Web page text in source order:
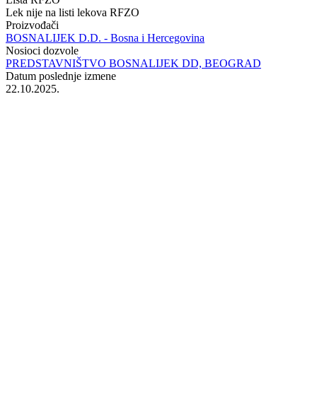
Lek nije na listi lekova RFZO
Proizvođači
BOSNALIJEK D.D. - Bosna i Hercegovina
Nosioci dozvole
PREDSTAVNIŠTVO BOSNALIJEK DD, BEOGRAD
Datum poslednje izmene
22.10.2025.